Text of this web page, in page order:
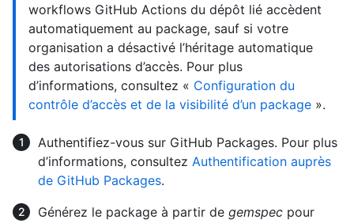
workflows GitHub Actions du dépôt lié accèdent
automatiquement au package, sauf si votre
organisation a désactivé l’héritage automatique
des autorisations d’accès. Pour plus
d’informations, consultez « Configuration du
contrôle d’accès et de la visibilité d’un package ».
Authentifiez-vous sur GitHub Packages. Pour plus
d’informations, consultez Authentification auprès
de GitHub Packages.
Générez le package à partir de gemspec pour